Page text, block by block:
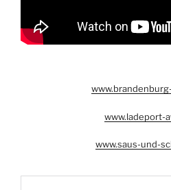
www.ladeport-
www.saus-und-